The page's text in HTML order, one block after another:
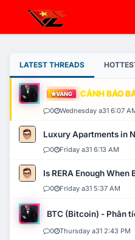
LATEST THREADS
VÀNG CẢNH BÁO
0 Wednesday a31 6:07
Luxury Apartments in
0 Friday a31 6:13 AM
Is RERA Enough
0 Friday a31 5:37 AM
BTC (Bitcoin) - Phân
0 Thursday a31 2:43 PM